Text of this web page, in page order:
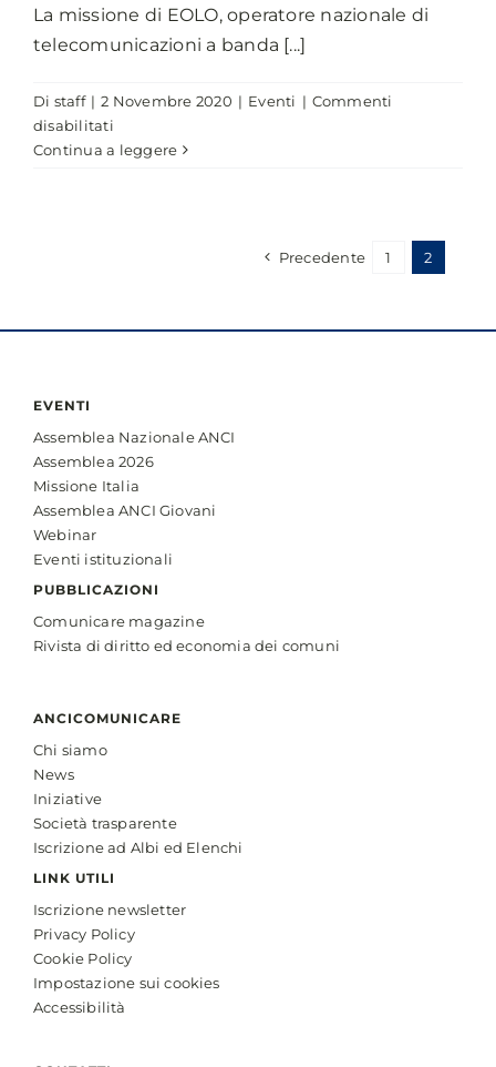
La missione di EOLO, operatore nazionale di
telecomunicazioni a banda [...]
Di staff | 2 Novembre 2020 | Eventi | Commenti
disabilitatisu
CON
PIÙ
PICCOLO
DEI
COMUNI
Continua a leggere
Precedente 1 2
EVENTI
Assemblea Nazionale ANCI
Assemblea 2026
Missione Italia
Assemblea ANCI Giovani
Webinar
Eventi istituzionali
PUBBLICAZIONI
Comunicare magazine
Rivista di diritto ed economia dei comuni
ANCICOMUNICARE
Chi siamo
News
Iniziative
Società trasparente
Iscrizione ad Albi ed Elenchi
LINK UTILI
Iscrizione newsletter
Privacy Policy
Cookie Policy
Impostazione sui cookies
Accessibilità